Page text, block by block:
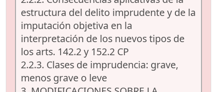
estructura del delito imprudente y de la
imputación objetiva en la
interpretación de los nuevos tipos de
los arts. 142.2 y 152.2 CP
2.2.3. Clases de imprudencia: grave,
menos grave o leve